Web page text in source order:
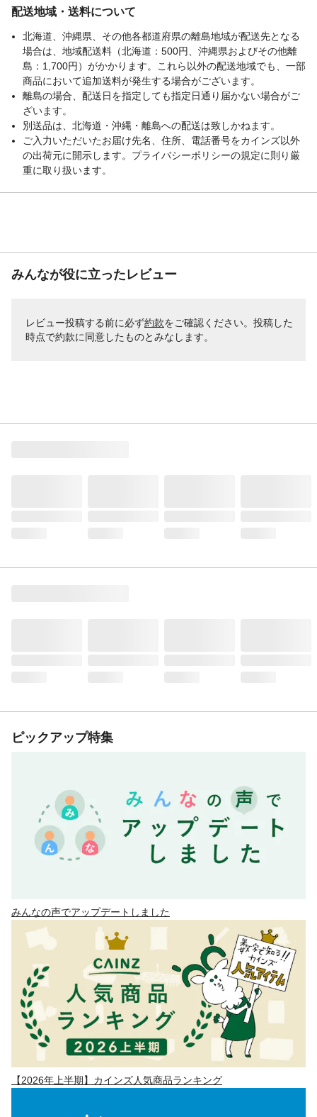
配送地域・送料について
北海道、沖縄県、その他各都道府県の離島地域が配送先となる
場合は、地域配送料（北海道：500円、沖縄県およびその他離
島：1,700円）がかかります。これら以外の配送地域でも、一部
商品において追加送料が発生する場合がございます。
離島の場合、配送日を指定しても指定日通り届かない場合がご
ざいます。
別送品は、北海道・沖縄・離島への配送は致しかねます。
ご入力いただいたお届け先名、住所、電話番号をカインズ以外
の出荷元に開示します。プライバシーポリシーの規定に則り厳
重に取り扱います。
みんなが役に立ったレビュー
レビュー投稿する前に必ず約款をご確認ください。投稿した
時点で約款に同意したものとみなします。
ピックアップ特集
みんなの声でアップデートしました
【2026年上半期】カインズ人気商品ランキング